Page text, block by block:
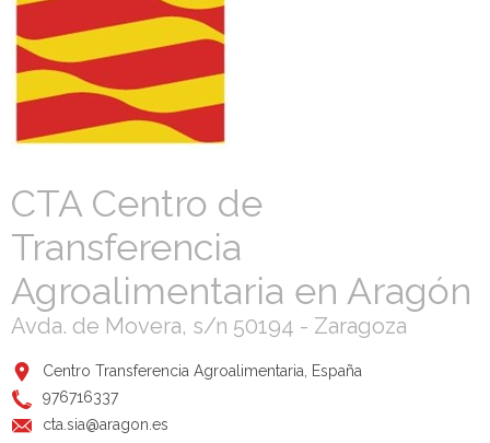
CTA Centro de
Transferencia
Agroalimentaria en Aragón
Avda. de Movera, s/n 50194 - Zaragoza
Centro Transferencia Agroalimentaria, España
976716337
cta.sia@aragon.es